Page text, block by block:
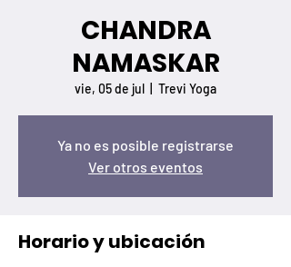
CHANDRA
NAMASKAR
vie, 05 de jul Trevi Yoga
Ya no es posible registrarse
Ver otros eventos
Horario y ubicación